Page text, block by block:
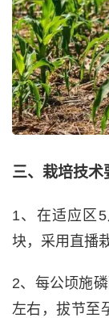
三、栽培技术
1、在适应区
块，采用直播
2、每公顷施
左右，拔节至